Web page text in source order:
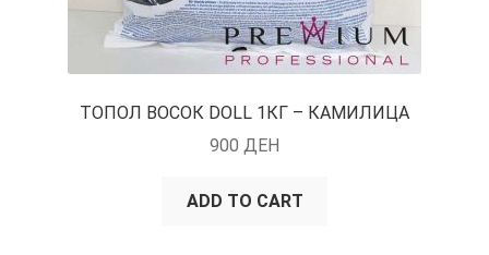
ТОПОЛ ВОСОК DOLL 1КГ – КАМИЛИЦА
900 ДЕН
ADD TO CART